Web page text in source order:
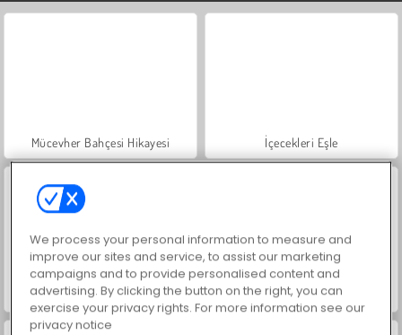
Mücevher Bahçesi Hikayesi İçecekleri Eşle
Büyük Mahjong Eşleme Trollface Quest: USA 2
We process your personal information to measure and
improve our sites and service, to assist our marketing
campaigns and to provide personalised content and
advertising. By clicking the button on the right, you can
exercise your privacy rights. For more information see our
privacy notice